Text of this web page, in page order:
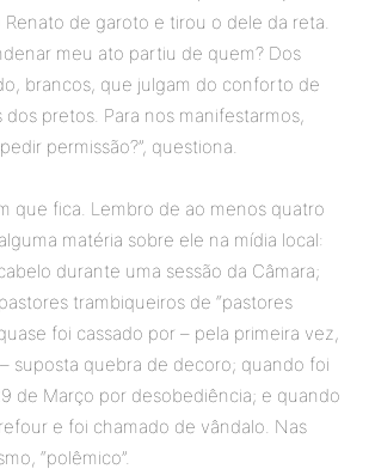
de garoto e tirou o dele da reta.
meu ato partiu de quem? Dos
brancos, que julgam do conforto de
dos pretos. Para nos manifestarmos,
permissão?”, questiona.
que fica. Lembro de ao menos quatro
matéria sobre ele na mídia local:
durante uma sessão da Câmara;
trambiqueiros de “pastores
foi cassado por – pela primeira vez,
suposta quebra de decoro; quando foi
de Março por desobediência; e quando
e foi chamado de vândalo. Nas
“polêmico”.